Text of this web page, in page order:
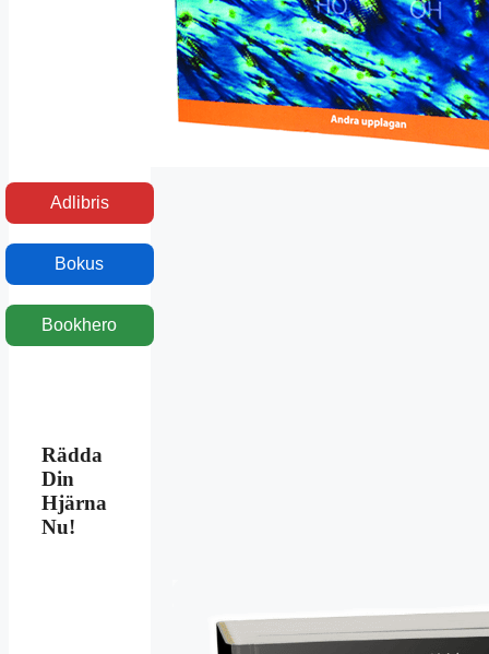
Adlibris
Bokus
Bookhero
Rädda
Din
Hjärna
Nu!